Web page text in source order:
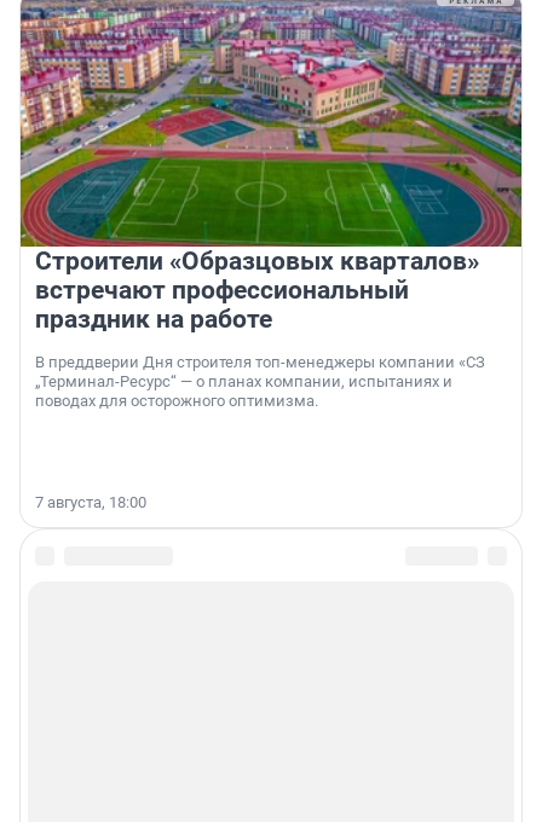
Строители «Образцовых кварталов»
встречают профессиональный
праздник на работе
В преддверии Дня строителя топ-менеджеры компании «СЗ
„Терминал-Ресурс“ — о планах компании, испытаниях и
поводах для осторожного оптимизма.
7 августа, 18:00